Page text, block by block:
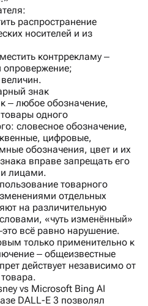
распространение
носителей и из
контррекламу ‒
опровержение;
знак
‒ любое обозначение,
одного
словесное обозначение,
цифровые,
обозначения, цвет и их
вправе запрещать его
лицами.
товарного
отдельных
на различительную
«чуть изменённый»
всё равно нарушение.
только применительно к
‒ общеизвестные
действует независимо от
vs Microsoft Bing AI
DALL-E 3 позволял